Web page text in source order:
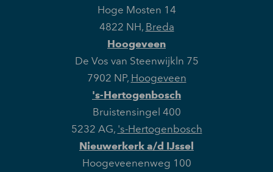
Hoge Mosten 14
4822 NH, Breda
Hoogeveen
De Vos van Steenwijkln 75
7902 NP, Hoogeveen
's-Hertogenbosch
Bruistensingel 400
5232 AG, 's-Hertogenbosch
Nieuwerkerk a/d IJssel
Hoogeveenenweg 100